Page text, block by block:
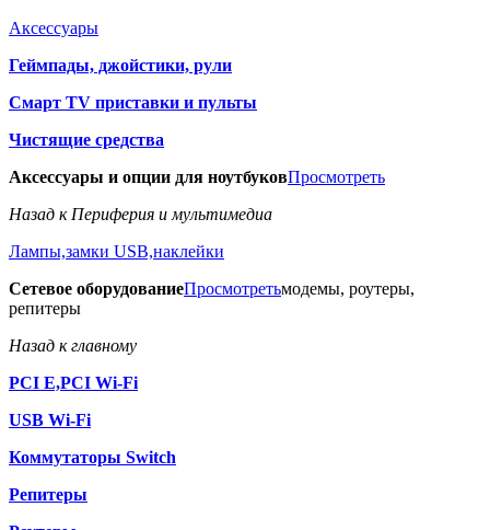
Аксессуары
Геймпады, джойстики, рули
Смарт TV приставки и пульты
Чистящие средства
Аксессуары и опции для ноутбуковПросмотреть
Назад к Периферия и мультимедиа
Лампы,замки USB,наклейки
Сетевое оборудованиеПросмотретьмодемы, роутеры,
репитеры
Назад к главному
PCI E,PCI Wi-Fi
USB Wi-Fi
Коммутаторы Switch
Репитеры